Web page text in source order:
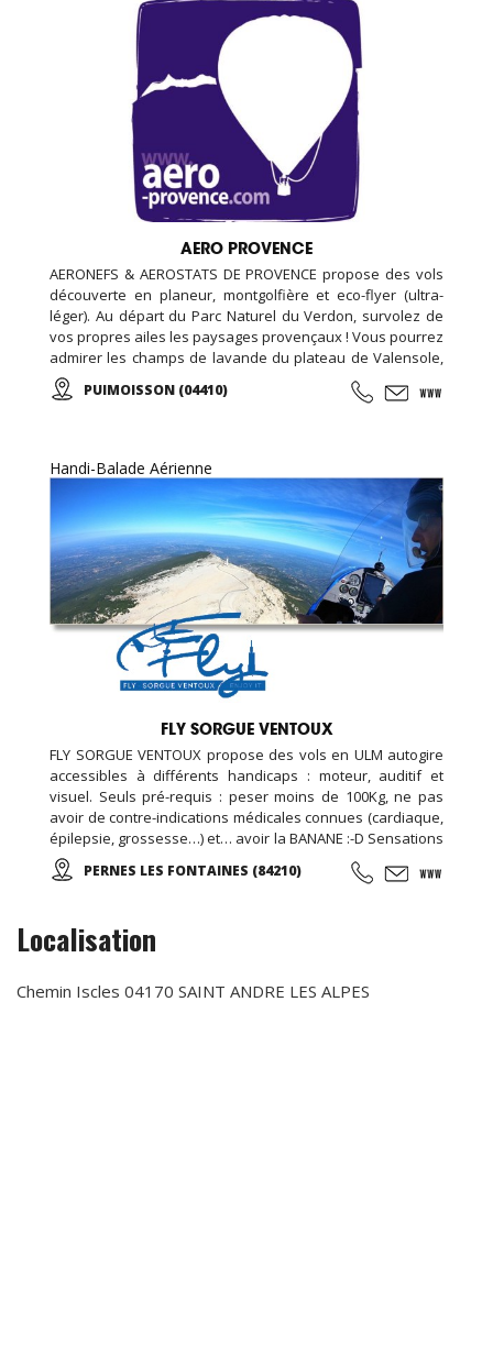
AERO PROVENCE
AERONEFS & AEROSTATS DE PROVENCE propose des vols
découverte en planeur, montgolfière et eco-flyer (ultra-
léger). Au départ du Parc Naturel du Verdon, survolez de
vos propres ailes les paysages provençaux ! Vous pourrez
admirer les champs de lavande du plateau de Valensole,
le lac Sainte-Croix ou les gorges du Verdon tout en
apercevant les Alpes se dessiner à l’horizon… A tout âge,
PUIMOISSON (04410)
Handi-Balade Aérienne
FLY SORGUE VENTOUX
FLY SORGUE VENTOUX propose des vols en ULM autogire
accessibles à différents handicaps : moteur, auditif et
visuel. Seuls pré-requis : peser moins de 100Kg, ne pas
avoir de contre-indications médicales connues (cardiaque,
épilepsie, grossesse…) et… avoir la BANANE :-D Sensations
assurées : liberté, légèreté, air, panoramas… ! Plusieurs
circuits et vidéo souvenir possibles ; pour plus de
PERNES LES FONTAINES (84210)
Localisation
Chemin Iscles 04170 SAINT ANDRE LES ALPES